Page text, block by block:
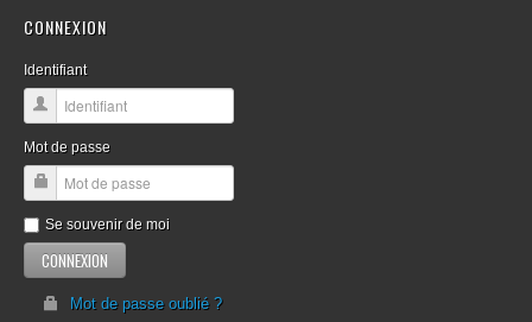
CONNEXION
Identifiant
Mot de passe
Se souvenir de moi
Mot de passe oublié ?